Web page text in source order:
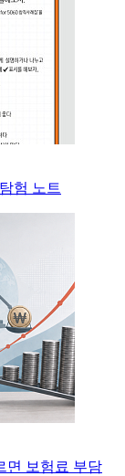
험 노트
면 보험료 부담